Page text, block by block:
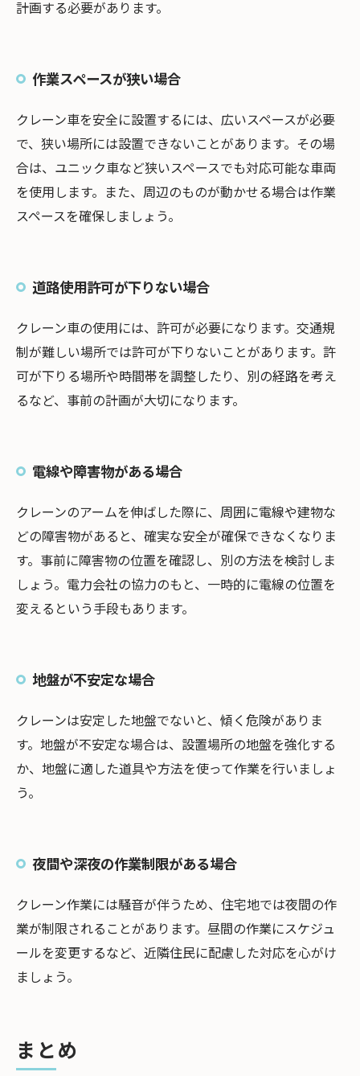
計画する必要があります。
作業スペースが狭い場合
クレーン車を安全に設置するには、広いスペースが必要
で、狭い場所には設置できないことがあります。その場
合は、ユニック車など狭いスペースでも対応可能な車両
を使用します。また、周辺のものが動かせる場合は作業
スペースを確保しましょう。
道路使用許可が下りない場合
クレーン車の使用には、許可が必要になります。交通規
制が難しい場所では許可が下りないことがあります。許
可が下りる場所や時間帯を調整したり、別の経路を考え
るなど、事前の計画が大切になります。
電線や障害物がある場合
クレーンのアームを伸ばした際に、周囲に電線や建物な
どの障害物があると、確実な安全が確保できなくなりま
す。事前に障害物の位置を確認し、別の方法を検討しま
しょう。電力会社の協力のもと、一時的に電線の位置を
変えるという手段もあります。
地盤が不安定な場合
クレーンは安定した地盤でないと、傾く危険がありま
す。地盤が不安定な場合は、設置場所の地盤を強化する
か、地盤に適した道具や方法を使って作業を行いましょ
う。
夜間や深夜の作業制限がある場合
クレーン作業には騒音が伴うため、住宅地では夜間の作
業が制限されることがあります。昼間の作業にスケジュ
ールを変更するなど、近隣住民に配慮した対応を心がけ
ましょう。
まとめ